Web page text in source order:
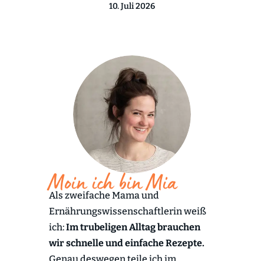
10. Juli 2026
Moin ich bin Mia
Als zweifache Mama und
Ernährungswissenschaftlerin weiß
ich:Im trubeligen Alltag brauchen
wir schnelle und einfache Rezepte.